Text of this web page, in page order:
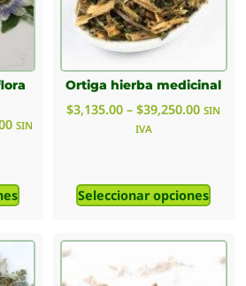
SIN
Ortiga hierba medicinal
$3,135.00 – $39,250.00 SIN
IVA
Seleccionar opciones